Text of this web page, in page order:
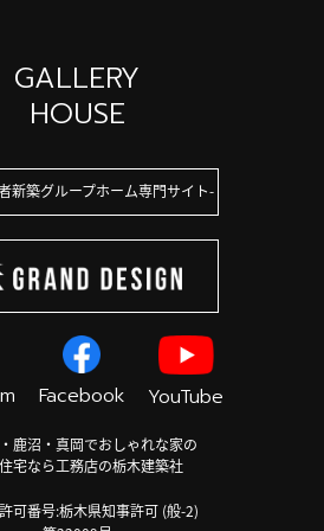
GALLERY
HOUSE
新築グループホーム専門サイト
Facebook YouTube
鹿沼・真岡でおしゃれな家の
宅なら工務店の栃木建築社
可番号:栃木県知事許可 (般-2)